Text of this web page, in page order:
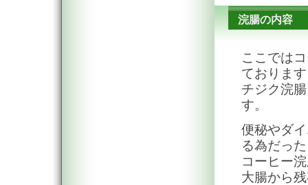
浣腸の内容
ここでは
ておりま
チジク浣
す。
便秘やダ
る為だっ
コーヒー
大腸から